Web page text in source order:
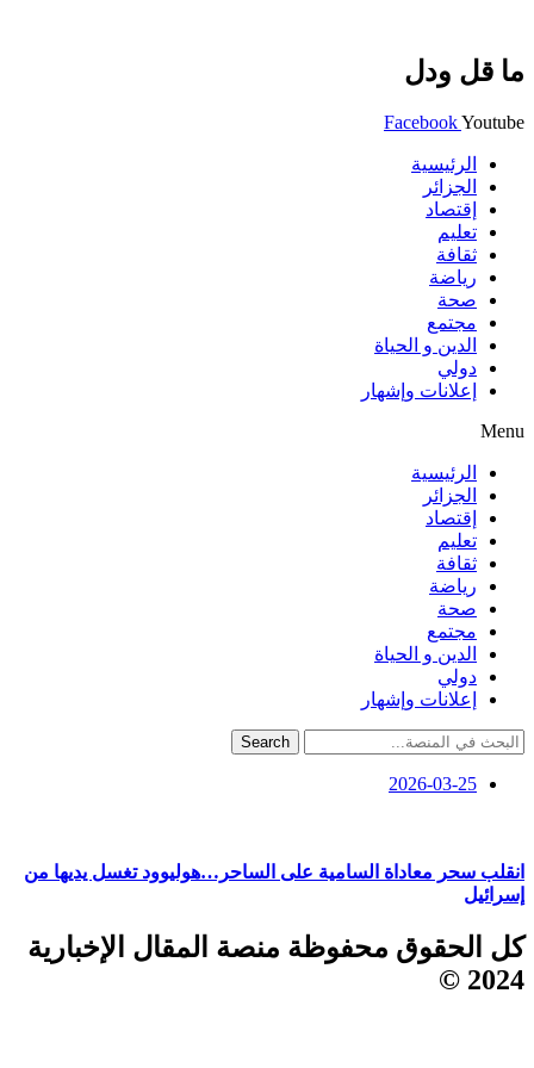
ما قل ودل
FacebookYoutube
الرئيسية
الجزائر
إقتصاد
تعليم
ثقافة
رياضة
صحة
مجتمع
الدين و الحياة
دولي
إعلانات وإشهار
Menu
الرئيسية
الجزائر
إقتصاد
تعليم
ثقافة
رياضة
صحة
مجتمع
الدين و الحياة
دولي
إعلانات وإشهار
Search
2026-03-25
انقلب سحر معاداة السامية على الساحر…هوليوود تغسل يديها من
إسرائيل
كل الحقوق محفوظة منصة المقال الإخبارية
2024 ©